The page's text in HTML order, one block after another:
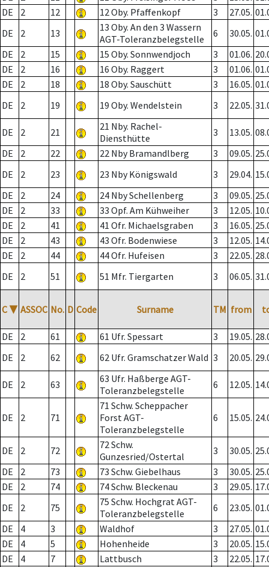
DE
2 12 12 Oby. Pfaffenkopf 3 27.05.
DE
2 13
13 Oby. An den 3 Wassern
AGT-Toleranzbelegstelle
6 30.05.
DE
2 15 15 Oby. Sonnwendjoch 3 01.06.
DE
2 16 16 Oby. Raggert 3 01.06.
DE
2 18 18 Oby. Sauschütt 3 16.05.
DE
2 19 19 Oby. Wendelstein 3 22.05.
DE 2 21
21 Nby. Rachel-
Diensthütte
3 13.05.
DE
2 22 22 Nby Bramandlberg 3 09.05.
DE
2 23 23 Nby Königswald 3 29.04.
DE
2 24 24 Nby Schellenberg 3 09.05.
DE
2 33 33 Opf. Am Kühweiher 3 12.05.
DE
2 41 41 Ofr. Michaelsgraben 3 16.05.
DE
2 43 43 Ofr. Bodenwiese 3 12.05.
DE
2 44 44 Ofr. Hufeisen 3 22.05.
DE
2 51 51 Mfr. Tiergarten 3 06.05.
C ▼ ASSOC No. D Code Surname TM from
DE 2 61 61 Ufr. Spessart 3 19.05.
DE
2 62 62 Ufr. Gramschatzer Wald 3 20.05.
DE 2 63
63 Ufr. Haßberge AGT-
Toleranzbelegstelle
6 12.05.
DE 2 71
71 Schw. Scheppacher
Forst AGT-
Toleranzbelegstelle
6 15.05.
DE 2 72
72 Schw.
Gunzesried/Ostertal
3 30.05.
DE
2 73 73 Schw. Giebelhaus 3 30.05.
DE
2 74 74 Schw. Bleckenau 3 29.05.
DE
2 75
75 Schw. Hochgrat AGT-
Toleranzbelegstelle
6 23.05.
DE
4 3 Waldhof 3 27.05.
DE
4 5 Hohenheide 3 20.05.
DE
4 7 Lattbusch 3 22.05.